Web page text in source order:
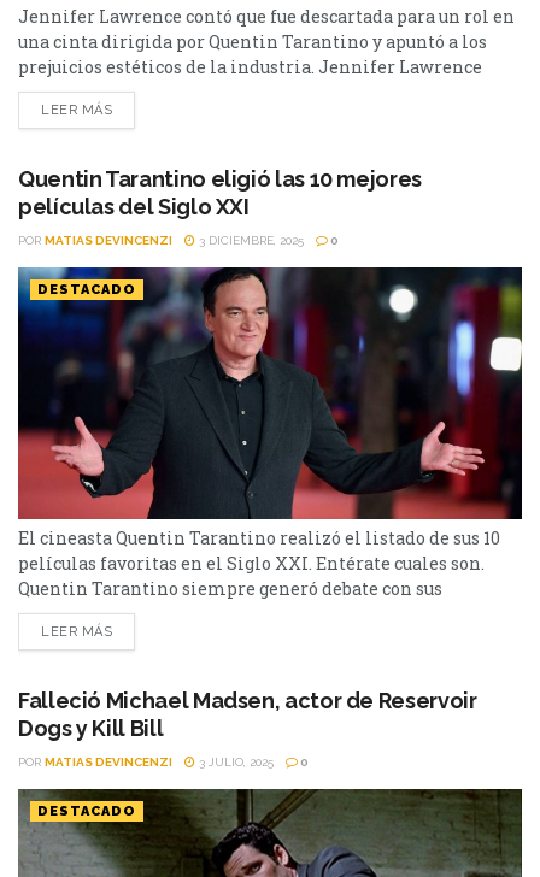
Jennifer Lawrence contó que fue descartada para un rol en
una cinta dirigida por Quentin Tarantino y apuntó a los
prejuicios estéticos de la industria. Jennifer Lawrence
sorprendió al recordar una experiencia frustrante de su
carrera vinculada a Quentin Tarantino. En una entrevista
Once Upon a Time… in Hollywood, pero...
LEER MÁS
Quentin Tarantino eligió las 10 mejores
películas del Siglo XXI
POR MATIAS DEVINCENZI 3 DICIEMBRE, 2025 0
DESTACADO
El cineasta Quentin Tarantino realizó el listado de sus 10
películas favoritas en el Siglo XXI. Entérate cuales son.
Quentin Tarantino siempre generó debate con sus
opiniones cinéfilas, y cada vez que comparte un ranking, el
mundo del cine escucha. Esta vez, el director reveló cuáles
selección abarca acción, animación,...
LEER MÁS
Falleció Michael Madsen, actor de Reservoir
Dogs y Kill Bill
POR MATIAS DEVINCENZI 3 JULIO, 2025 0
DESTACADO